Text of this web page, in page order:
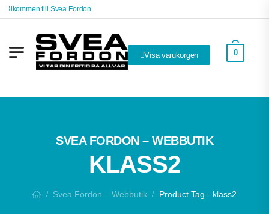
Välkommen till Svea Fordon
Visa varukorgen 0
SVEA FORDON – WEBBUTIK
KLASS2
/ Svea Fordon – Webbutik / Product Tag - klass2